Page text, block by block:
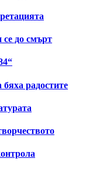
до смърт
радостите